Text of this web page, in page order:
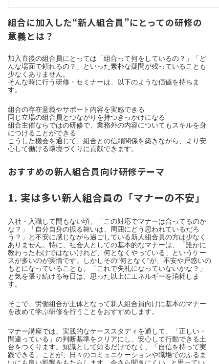
組合に加入した“新人組合員”にとっての研修の
意義とは？
加入直後の組合員にとっては「組合って何をしているの？」「ど
んな場面で頼れるの？」といった素朴な疑問が残っていることも
少なくありません。
そんな時に行う研修・セミナーは、以下のような価値を持ちま
す。
組合の存在意義やサポート内容を実感できる
同じ立場の組合員とつながりを持つきっかけになる
組合主催ならではの研修で、業務外の内容についてもスキルを身
につけることができる
こうした機会を通じて、組合との信頼関係を築きながら、より安
心して働ける環境づくりに貢献できます。
おすすめの新人組合員向け研修テーマ
1. 実は多い新人組合員の「マナーの不安」
入社・入職して間もない頃、「この対応でマナーは合ってるのか
な？」「自分自身の振る舞いは、周囲にどう思われているだろ
う？」と不安に感じながら過ごしている新人組合員の方は少なく
ありません。特に、社会人としての基本的なマナーは、「誰かに
教わったわけではないけれど、何となくやっている」というケー
スが多いのが実情です。しかしその“何となく”が、不安や戸惑いの
もとになっていることも。「これで失礼になっていないかな？」
と気を張り続ける毎日は、思った以上にエネルギーを消耗しま
す。
そこで、労働組合が主体となって新人組合員向けに基本のマナー
を改めて学ぶ研修を行うことをおすすめします。
マナー講座では、実践的なケーススタディを通して、「正しい・
間違っている」の判断基準をクリアにし、安心して行動できる土
台をつくります。知識として知るだけでなく、「自信を持って実
践できる」ことが、日々のコミュニケーションや職場でのふるま
いにも良い影響をもたらします。今さら聞きにくい…と思ってい